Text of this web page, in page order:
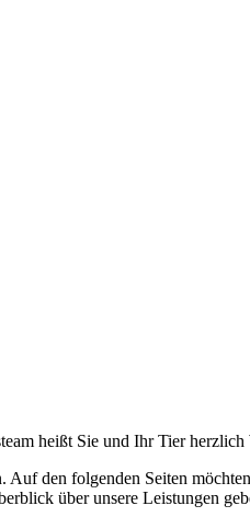
heißt Sie und Ihr Tier
Auf den folgenden Seiten
über unsere Leistungen